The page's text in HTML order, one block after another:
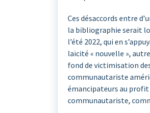
Ces désaccords entre
la bibliographie serait
l’été 2022, qui en
laïcité « nouvelle »,
fond de victimisation
communautariste
émancipateurs au profit
communautariste,